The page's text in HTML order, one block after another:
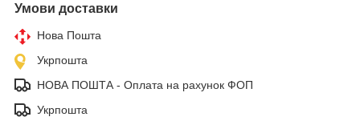
Умови доставки
Нова Пошта
Укрпошта
НОВА ПОШТА - Оплата на рахунок ФОП
Укрпошта